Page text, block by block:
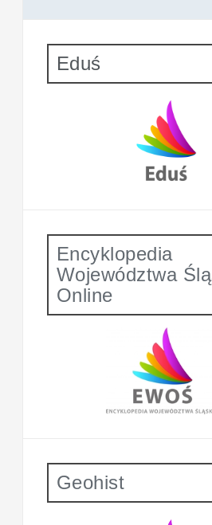
Eduś
Encyklopedia
Województwa
Online
Geohist